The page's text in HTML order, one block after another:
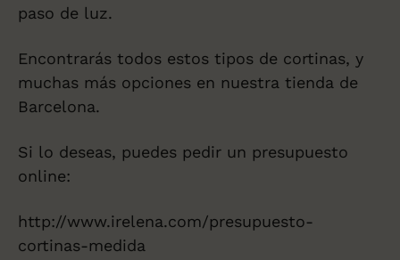
paso de luz.
Encontrarás todos estos tipos de cortinas, y
muchas más opciones en nuestra tienda de
Barcelona.
Si lo deseas, puedes pedir un presupuesto
online:
http://www.irelena.com/presupuesto-
cortinas-medida